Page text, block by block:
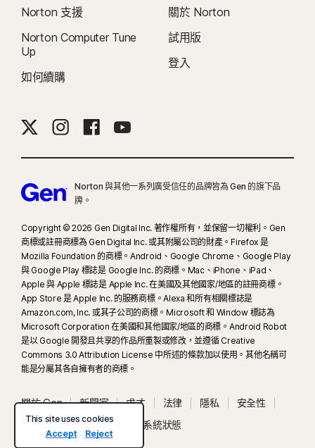
Norton 支援
Norton Computer Tune
Up
如何續購
關於 Norton
試用版
登入
Norton 與其他一系列廣受信任的品牌皆為 Gen 的旗下品
牌。
Copyright © 2026 Gen Digital Inc. 著作權所有，並保留一切權利。Gen
商標或註冊商標為 Gen Digital Inc. 或其附屬公司的財產。Firefox 是
Mozilla Foundation 的商標。Android、Google Chrome、Google Play
與 Google Play 標誌是 Google Inc. 的商標。Mac、iPhone、iPad、
Apple 與 Apple 標誌是 Apple Inc. 在美國及其他國家/地區的註冊商標。
App Store 是 Apple Inc. 的服務商標。Alexa 和所有相關標誌是
Amazon.com, Inc. 或其子公司的商標。Microsoft 和 Window 標誌為
Microsoft Corporation 在美國和其他國家/地區的商標。Android Robot
是以 Google 開發且共享的作品所重製或修改，並遵循 Creative
Commons 3.0 Attribution License 中所述的條款加以使用。其他名稱可
能是分屬其各自擁有者的商標。
關於 Gen 新聞室 求才 法律 隱私
安全性
使用條款
無障礙工具 系統狀態
This site uses cookies
Accept
Reject